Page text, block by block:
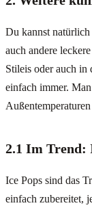
Du kannst
auch andere
Stileis oder auch
einfach immer.
Außentemperaturen
2.1 Im Trend:
Ice Pops sind das
einfach zubereitet,